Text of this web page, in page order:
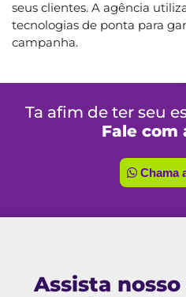
seus clientes. A agência
tecnologias de ponta para
campanha.
Ta afim de ter seu
Fale com
Chama
Assista